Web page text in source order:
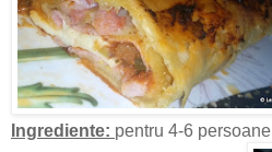
Ingrediente: pentru 4-6 persoane